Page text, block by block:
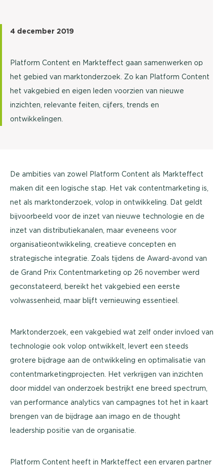
4 december 2019
Platform Content en Markteffect gaan samenwerken op
het gebied van marktonderzoek. Zo kan Platform Content
het vakgebied en eigen leden voorzien van nieuwe
inzichten, relevante feiten, cijfers, trends en
ontwikkelingen.
De ambities van zowel Platform Content als Markteffect
maken dit een logische stap. Het vak contentmarketing is,
net als marktonderzoek, volop in ontwikkeling. Dat geldt
bijvoorbeeld voor de inzet van nieuwe technologie en de
inzet van distributiekanalen, maar eveneens voor
organisatieontwikkeling, creatieve concepten en
strategische integratie. Zoals tijdens de Award-avond van
de Grand Prix Contentmarketing op 26 november werd
geconstateerd, bereikt het vakgebied een eerste
volwassenheid, maar blijft vernieuwing essentieel.
Marktonderzoek, een vakgebied wat zelf onder invloed van
technologie ook volop ontwikkelt, levert een steeds
grotere bijdrage aan de ontwikkeling en optimalisatie van
contentmarketingprojecten. Het verkrijgen van inzichten
door middel van onderzoek bestrijkt ene breed spectrum,
van performance analytics van campagnes tot het in kaart
brengen van de bijdrage aan imago en de thought
leadership positie van de organisatie.
Platform Content heeft in Markteffect een ervaren partner